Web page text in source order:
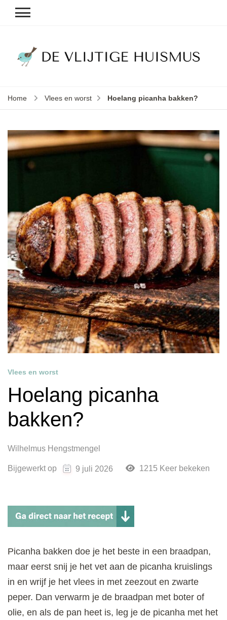
Home Vlees en worst Hoelang picanha bakken?
Vlees en worst
Hoelang picanha
bakken?
Wilhelmus Hengstmengel
Bijgewerkt op 9 juli 2026 1215 Keer bekeken
Picanha bakken doe je het beste in een braadpan,
maar eerst snij je het vet aan de picanha kruislings
in en wrijf je het vlees in met zeezout en zwarte
peper. Dan verwarm je de braadpan met boter of
olie, en als de pan heet is, leg je de picanha met het